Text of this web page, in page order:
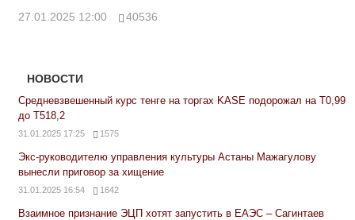
27.01.2025 12:00 40536
НОВОСТИ
Средневзвешенный курс тенге на торгах KASE подорожал на Т0,99
до Т518,2
31.01.2025 17:25 1575
Экс-руководителю управления культуры Астаны Мажагулову
вынесли приговор за хищение
31.01.2025 16:54 1642
Взаимное признание ЭЦП хотят запустить в ЕАЭС – Сагинтаев